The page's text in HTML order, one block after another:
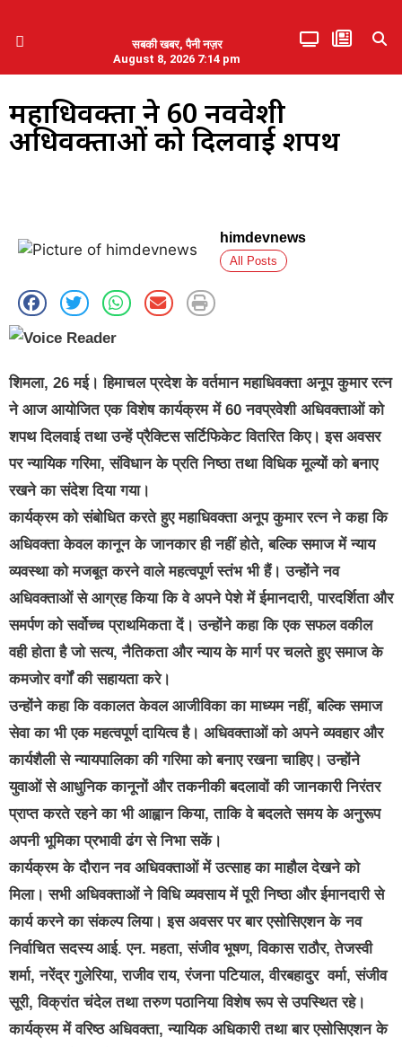
सबकी खबर, पैनी नज़र
August 8, 2026 7:14 pm
महाधिवक्ता ने 60 नवप्रवेशी
अधिवक्ताओं को दिलवाई शपथ
himdevnews
All Posts
शिमला, 26 मई। हिमाचल प्रदेश के वर्तमान महाधिवक्ता अनूप कुमार रत्न
ने आज आयोजित एक विशेष कार्यक्रम में 60 नवप्रवेशी अधिवक्ताओं को
शपथ दिलवाई तथा उन्हें प्रैक्टिस सर्टिफिकेट वितरित किए। इस अवसर
पर न्यायिक गरिमा, संविधान के प्रति निष्ठा तथा विधिक मूल्यों को बनाए
रखने का संदेश दिया गया।
कार्यक्रम को संबोधित करते हुए महाधिवक्ता अनूप कुमार रत्न ने कहा कि
अधिवक्ता केवल कानून के जानकार ही नहीं होते, बल्कि समाज में न्याय
व्यवस्था को मजबूत करने वाले महत्वपूर्ण स्तंभ भी हैं। उन्होंने नव
अधिवक्ताओं से आग्रह किया कि वे अपने पेशे में ईमानदारी, पारदर्शिता और
समर्पण को सर्वोच्च प्राथमिकता दें। उन्होंने कहा कि एक सफल वकील
वही होता है जो सत्य, नैतिकता और न्याय के मार्ग पर चलते हुए समाज के
कमजोर वर्गों की सहायता करे।
उन्होंने कहा कि वकालत केवल आजीविका का माध्यम नहीं, बल्कि समाज
सेवा का भी एक महत्वपूर्ण दायित्व है। अधिवक्ताओं को अपने व्यवहार और
कार्यशैली से न्यायपालिका की गरिमा को बनाए रखना चाहिए। उन्होंने
युवाओं से आधुनिक कानूनों और तकनीकी बदलावों की जानकारी निरंतर
प्राप्त करते रहने का भी आह्वान किया, ताकि वे बदलते समय के अनुरूप
अपनी भूमिका प्रभावी ढंग से निभा सकें।
कार्यक्रम के दौरान नव अधिवक्ताओं में उत्साह का माहौल देखने को
मिला। सभी अधिवक्ताओं ने विधि व्यवसाय में पूरी निष्ठा और ईमानदारी से
कार्य करने का संकल्प लिया। इस अवसर पर बार एसोसिएशन के नव
निर्वाचित सदस्य आई. एन. महता, संजीव भूषण, विकास राठौर, तेजस्वी
शर्मा, नरेंद्र गुलेरिया, राजीव राय, रंजना पटियाल, वीरबहादुर वर्मा, संजीव
सूरी, विक्रांत चंदेल तथा तरुण पठानिया विशेष रूप से उपस्थित रहे।
कार्यक्रम में वरिष्ठ अधिवक्ता, न्यायिक अधिकारी तथा बार एसोसिएशन के